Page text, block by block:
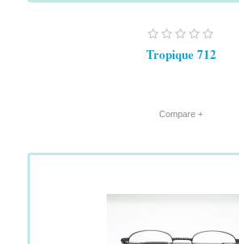
Tropique 712
+ Compare